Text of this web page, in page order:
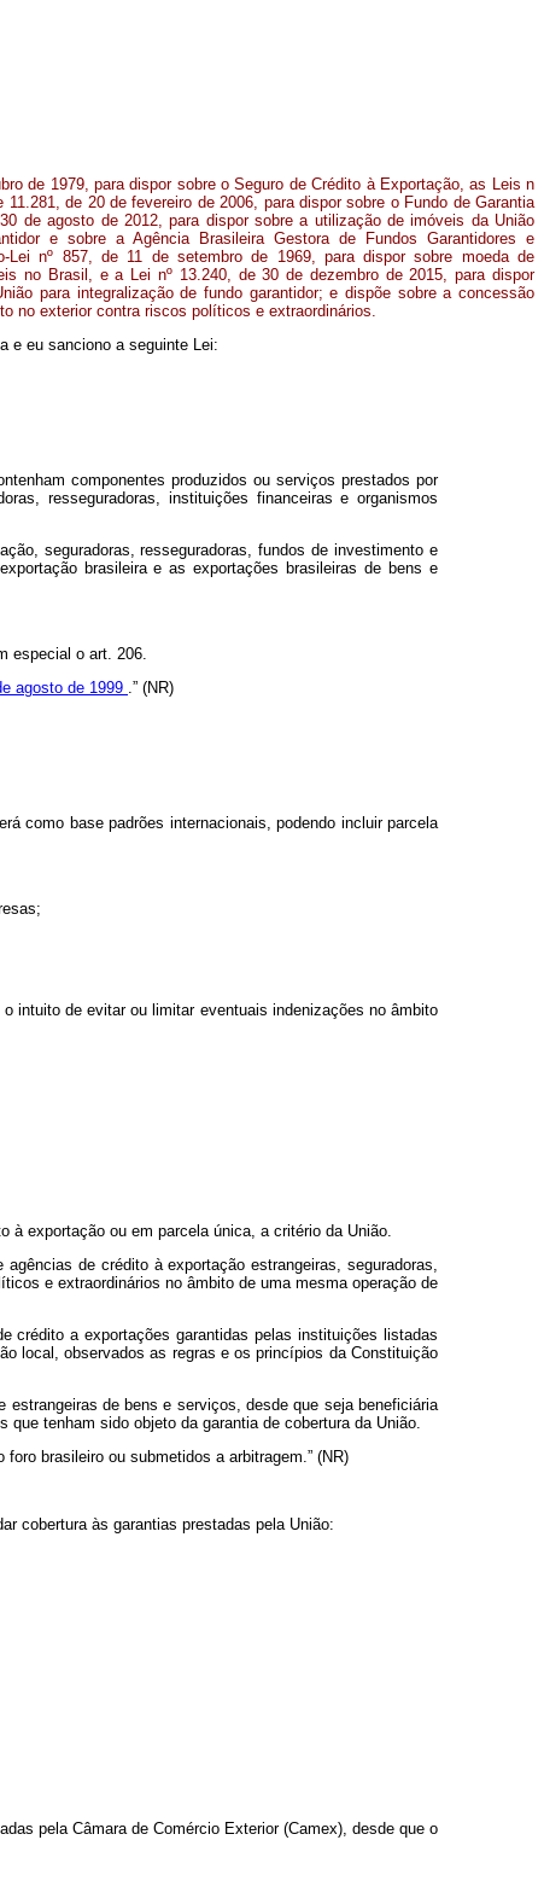
de 1979, para dispor sobre o Seguro de Crédito à Exportação, as Leis n
de 20 de fevereiro de 2006, para dispor sobre o Fundo de Garantia
de agosto de 2012, para dispor sobre a utilização de imóveis da União
e sobre a Agência Brasileira Gestora de Fundos Garantidores e
Lei nº 857, de 11 de setembro de 1969, para dispor sobre moeda de
no Brasil, e a Lei nº 13.240, de 30 de dezembro de 2015, para dispor
para integralização de fundo garantidor; e dispõe sobre a concessão
no exterior contra riscos políticos e extraordinários.
e eu sanciono a seguinte Lei:
componentes produzidos ou serviços prestados por
resseguradoras, instituições financeiras e organismos
seguradoras, resseguradoras, fundos de investimento e
brasileira e as exportações brasileiras de bens e
especial o art. 206.
agosto de 1999 .” (NR)
como base padrões internacionais, podendo incluir parcela
intuito de evitar ou limitar eventuais indenizações no âmbito
à exportação ou em parcela única, a critério da União.
de crédito à exportação estrangeiras, seguradoras,
e extraordinários no âmbito de uma mesma operação de
crédito a exportações garantidas pelas instituições listadas
local, observados as regras e os princípios da Constituição
estrangeiras de bens e serviços, desde que seja beneficiária
tenham sido objeto da garantia de cobertura da União.
brasileiro ou submetidos a arbitragem.” (NR)
cobertura às garantias prestadas pela União:
pela Câmara de Comércio Exterior (Camex), desde que o